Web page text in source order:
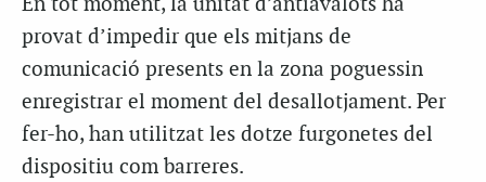
En tot moment, la unitat d’antiavalots ha
provat d’impedir que els mitjans de
comunicació presents en la zona poguessin
enregistrar el moment del desallotjament. Per
fer-ho, han utilitzat les dotze furgonetes del
dispositiu com barreres.